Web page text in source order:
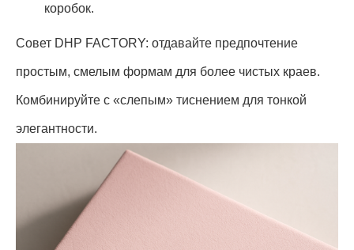
коробок.
Совет DHP FACTORY: отдавайте предпочтение
простым, смелым формам для более чистых краев.
Комбинируйте с «слепым» тиснением для тонкой
элегантности.